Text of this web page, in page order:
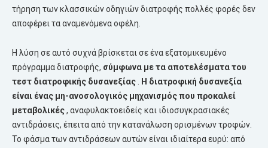
τήρηση των κλασσικών οδηγιών διατροφής πολλές φορές δεν
αποφέρει τα αναμενόμενα οφέλη.
Η λύση σε αυτό συχνά βρίσκεται σε ένα εξατομικευμένο
πρόγραμμα διατροφής, σύμφωνα με τα αποτελέσματα του
τεστ διατροφικής δυσανεξίας
Η διατροφική δυσανεξία
είναι ένας μη-ανοσολογικός μηχανισμός που προκαλεί
μεταβολικές, αναφυλακτοειδείς και ιδιοσυγκρασιακές
αντιδράσεις, έπειτα από την κατανάλωση ορισμένων τροφών.
Το φάσμα των αντιδράσεων αυτών είναι ιδιαίτερα ευρύ: από